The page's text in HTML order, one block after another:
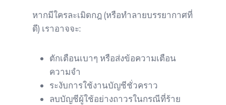
หากมีใครละเมิดกฎ (หรือทำลายบรรยากาศที่
ดี) เราอาจจะ:
ตักเตือนเบาๆ หรือส่งข้อความเตือน
ความจำ
ระงับการใช้งานบัญชีชั่วคราว
ลบบัญชีผู้ใช้อย่างถาวรในกรณีที่ร้าย